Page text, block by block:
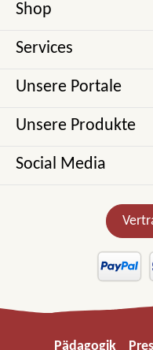
Shop
Services
Unsere Portale
Unsere Produkte
Social Media
Pädagogik